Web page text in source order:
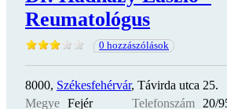
Reumatológus
0 hozzászólások
8000, Székesfehérvár, Távirda utca 25.
Megye Fejér Telefonszám 20/